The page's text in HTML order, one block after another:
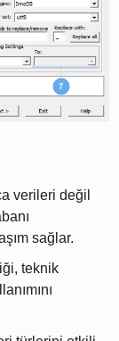
verileri değil
sağlar.
teknik